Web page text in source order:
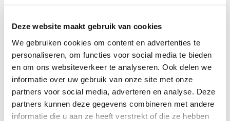
Deze website maakt gebruik van cookies
We gebruiken cookies om content en advertenties te
personaliseren, om functies voor social media te bieden
en om ons websiteverkeer te analyseren. Ook delen we
informatie over uw gebruik van onze site met onze
partners voor social media, adverteren en analyse. Deze
partners kunnen deze gegevens combineren met andere
informatie die u aan ze heeft verstrekt of die ze hebben
Dirk Frederik Tersteeg (1876-1942) maakte een eeuw geleden
naam als een pionier van wat men toen de Nieuwe
Architectonische Tuinstijl noemde. Hij verfoeide parken met
slingerpaden en rustieke bruggetjes. Wandel even mee door
parken in Bussum en Amstelveen die Tersteeg heeft
ontworpen. En geniet van de mooie zichtlijnen.